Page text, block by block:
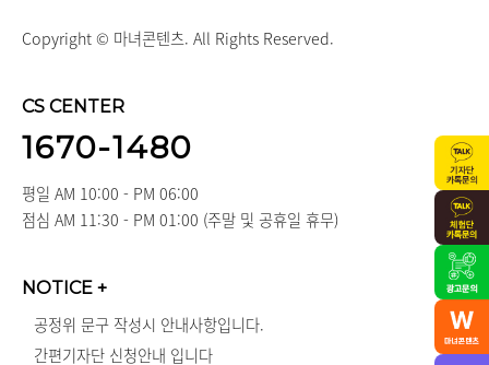
Copyright © 마녀콘텐츠. All Rights Reserved.
CS CENTER
1670-1480
평일 AM 10:00 - PM 06:00
점심 AM 11:30 - PM 01:00 (주말 및 공휴일 휴무)
NOTICE +
공정위 문구 작성시 안내사항입니다.
간편기자단 신청안내 입니다